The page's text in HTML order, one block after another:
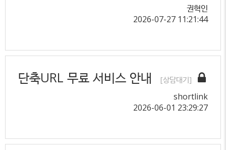
권혁인
2026-07-27 11:21:44
단축URL 무료 서비스 안내 [상담대기]
shortlink
2026-06-01 23:29:27